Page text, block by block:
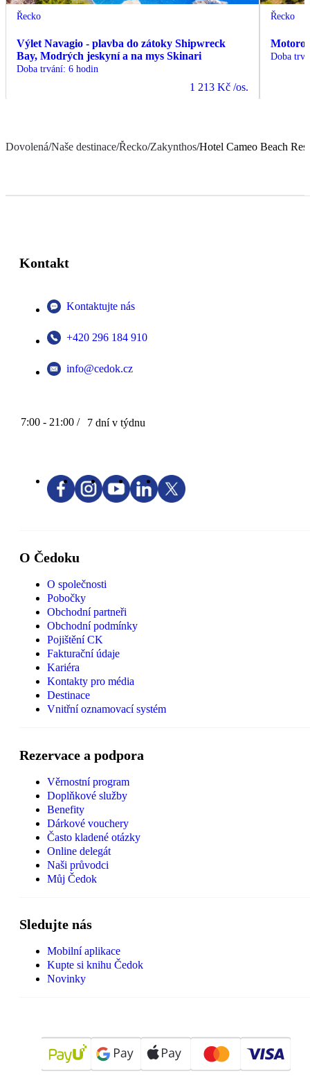
Řecko
Výlet Navagio - plavba do zátoky Shipwreck
Bay, Modrých jeskyní a na mys Skinari
Doba trvání: 6 hodin
1 213 Kč /os.
Řecko
Doba
Dovolená/Naše destinace/Řecko/Zakynthos/Hotel Cameo Beach
Kontakt
Kontaktujte nás
+420 296 184 910
info@cedok.cz
7:00 - 21:00 / 7 dní v týdnu
O Čedoku
O společnosti
Pobočky
Obchodní partneři
Obchodní podmínky
Pojištění CK
Fakturační údaje
Kariéra
Kontakty pro média
Destinace
Vnitřní oznamovací systém
Rezervace a podpora
Věrnostní program
Doplňkové služby
Benefity
Dárkové vouchery
Často kladené otázky
Online delegát
Naši průvodci
Můj Čedok
Sledujte nás
Mobilní aplikace
Kupte si knihu Čedok
Novinky